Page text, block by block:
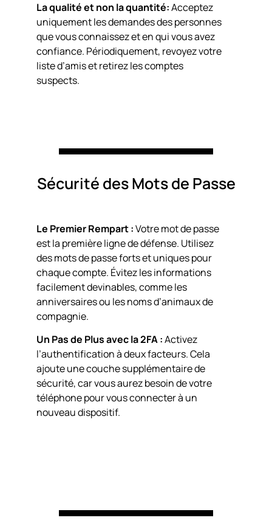
La qualité et non la quantité:Acceptez
uniquement les demandes des personnes
que vous connaissez et en qui vous avez
confiance. Périodiquement, revoyez votre
liste d’amis et retirez les comptes
suspects.
Sécurité des Mots de Passe
Le Premier Rempart :Votre mot de passe
est la première ligne de défense. Utilisez
des mots de passe forts et uniques pour
chaque compte. Évitez les informations
facilement devinables, comme les
anniversaires ou les noms d’animaux de
compagnie.
Un Pas de Plus avec la 2FA :Activez
l’authentification à deux facteurs. Cela
ajoute une couche supplémentaire de
sécurité, car vous aurez besoin de votre
téléphone pour vous connecter à un
nouveau dispositif.